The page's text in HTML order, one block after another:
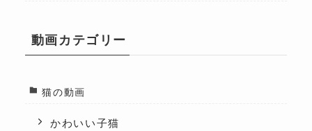
動画カテゴリー
猫の動画
かわいい子猫